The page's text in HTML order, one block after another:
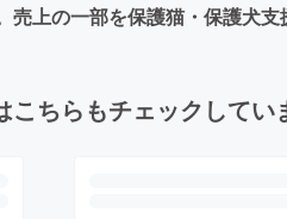
売上の一部を保護猫・保護犬
こちらもチェックしてい